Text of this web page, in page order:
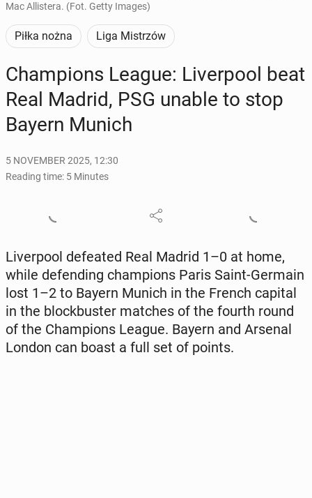
Mac Allistera. (Fot. Getty Images)
Piłka nożna Liga Mistrzów
Cham­pi­ons League: Liv­er­pool beat
Real Madrid, PSG unable to stop
Bayern Munich
5 NOVEMBER 2025, 12:30
Reading time: 5 Minutes
Liv­er­pool de­feat­ed Real Madrid 1–0 at home,
while de­fend­ing cham­pi­ons Paris Saint-Germain
lost 1–2 to Bayern Munich in the French capital
in the block­buster matches of the fourth round
of the Cham­pi­ons League. Bayern and Arsenal
London can boast a full set of points.